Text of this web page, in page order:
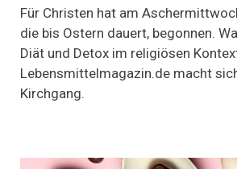
Für Christen hat am
die bis Ostern dauert, begonnen.
Diät und Detox im religiösen
Lebensmittelmagazin.de macht
Kirchgang.